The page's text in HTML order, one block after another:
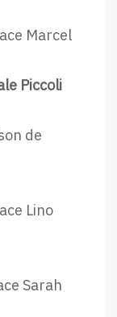
Marcel
Piccoli
de
Lino
Sarah